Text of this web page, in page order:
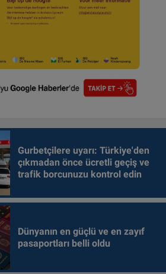
Gurbetçilere uyarı: Türkiye'den
çıkmadan önce ücretli geçiş ve
trafik borcunuzu kontrol edin
Dünyanın en güçlü ve en zayıf
pasaportları belli oldu